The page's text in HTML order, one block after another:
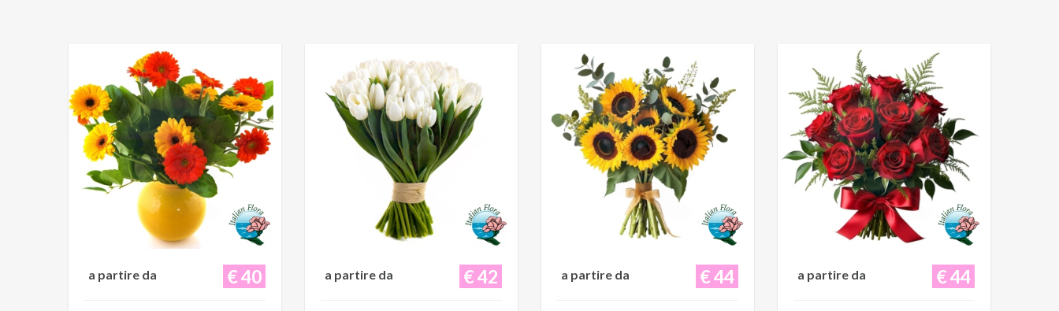
€ 40
a partire da € 42
a partire da € 44
a partire da € 44
a partire da